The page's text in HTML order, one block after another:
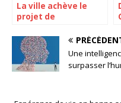
La ville achève le
projet de
la rue 20 pour les
cyclistes et piétons
Une
surpasser